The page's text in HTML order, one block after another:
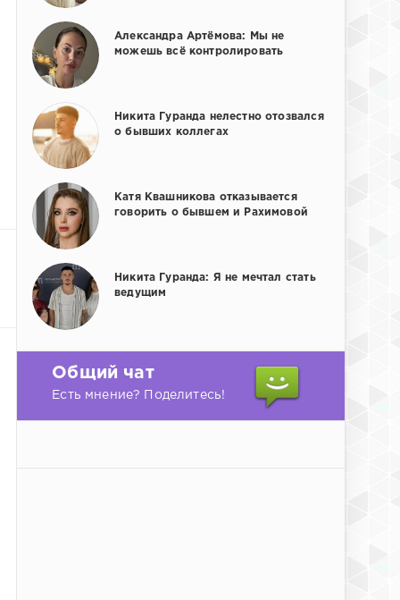
Александра Артёмова: Мы не
можешь всё контролировать
Никита Гуранда нелестно отозвался
о бывших коллегах
Катя Квашникова отказывается
говорить о бывшем и Рахимовой
Никита Гуранда: Я не мечтал стать
ведущим
Общий чат
Есть мнение? Поделитесь!